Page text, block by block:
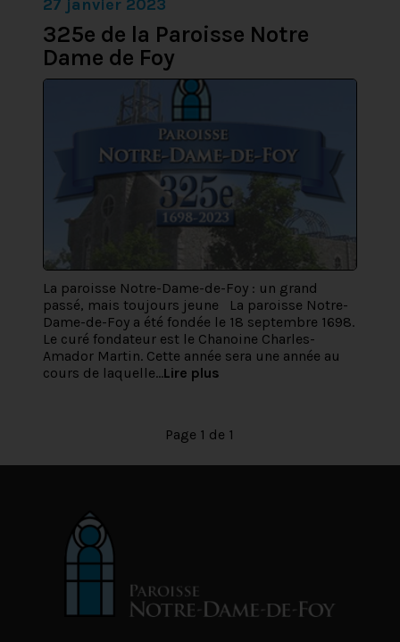
27 janvier 2023
325e de la Paroisse Notre
Dame de Foy
La paroisse Notre-Dame-de-Foy : un grand
passé, mais toujours jeune La paroisse Notre-
Dame-de-Foy a été fondée le 18 septembre 1698.
Le curé fondateur est le Chanoine Charles-
Amador Martin. Cette année sera une année au
cours de laquelle...Lire plus
Page 1 de 1